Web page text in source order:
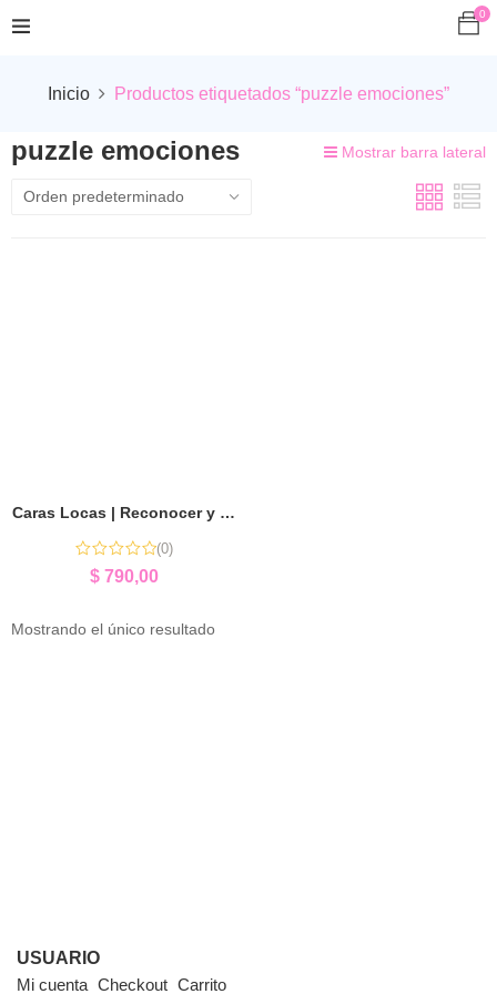
0
Inicio Productos etiquetados “puzzle emociones”
puzzle emociones Mostrar barra lateral
Caras Locas | Reconocer y Expresar Emociones
(0)
$ 790,00
Mostrando el único resultado
USUARIO
Mi cuenta Checkout Carrito